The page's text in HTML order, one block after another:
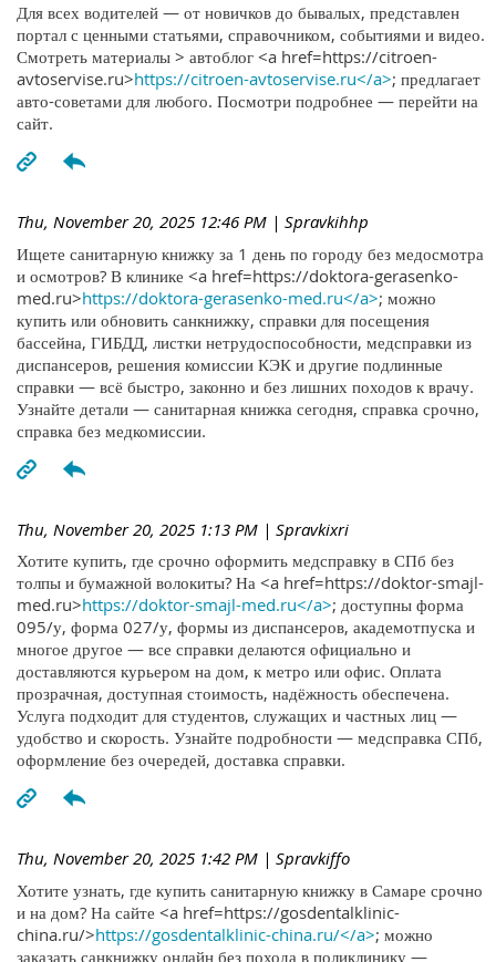
Для всех водителей — от новичков до бывалых, представлен
портал с ценными статьями, справочником, событиями и видео.
Смотреть материалы > автоблог <a href=https://citroen-
avtoservise.ru>https://citroen-avtoservise.ru</a>; предлагает
авто-советами для любого. Посмотри подробнее — перейти на
сайт.
Thu, November 20, 2025 12:46 PM | Spravkihhp
Ищете санитарную книжку за 1 день по городу без медосмотра
и осмотров? В клинике <a href=https://doktora-gerasenko-
med.ru>https://doktora-gerasenko-med.ru</a>; можно
купить или обновить санкнижку, справки для посещения
бассейна, ГИБДД, листки нетрудоспособности, медсправки из
диспансеров, решения комиссии КЭК и другие подлинные
справки — всё быстро, законно и без лишних походов к врачу.
Узнайте детали — санитарная книжка сегодня, справка срочно,
справка без медкомиссии.
Thu, November 20, 2025 1:13 PM | Spravkixri
Хотите купить, где срочно оформить медсправку в СПб без
толпы и бумажной волокиты? На <a href=https://doktor-smajl-
med.ru>https://doktor-smajl-med.ru</a>; доступны форма
095/у, форма 027/у, формы из диспансеров, академотпуска и
многое другое — все справки делаются официально и
доставляются курьером на дом, к метро или офис. Оплата
прозрачная, доступная стоимость, надёжность обеспечена.
Услуга подходит для студентов, служащих и частных лиц —
удобство и скорость. Узнайте подробности — медсправка СПб,
оформление без очередей, доставка справки.
Thu, November 20, 2025 1:42 PM | Spravkiffo
Хотите узнать, где купить санитарную книжку в Самаре срочно
и на дом? На сайте <a href=https://gosdentalklinic-
china.ru/>https://gosdentalklinic-china.ru/</a>; можно
заказать санкнижку онлайн без похода в поликлинику —